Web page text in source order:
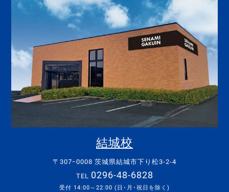
結城校
〒307ｰ0008 茨城県結城市下り松3-2-4
TEL 0296-48-6828
受付 14:00～22:00 (日･月･祝日を除く)